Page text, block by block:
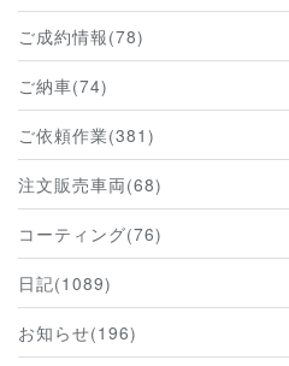
ご成約情報(78)
ご納車(74)
ご依頼作業(381)
注文販売車両(68)
コーティング(76)
日記(1089)
お知らせ(196)